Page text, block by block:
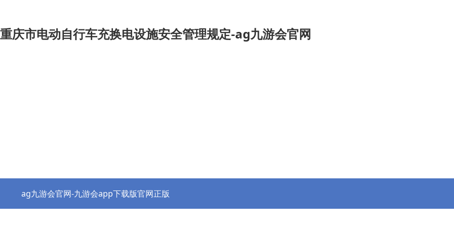
重庆市电动自行车充换电设施安全管理规定-ag九游会官网
ag九游会官网-九游会app下载版官网正版